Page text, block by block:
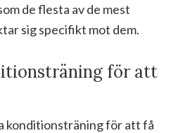
de flesta av de mest
sig specifikt mot dem.
för att
konditionsträning för att få